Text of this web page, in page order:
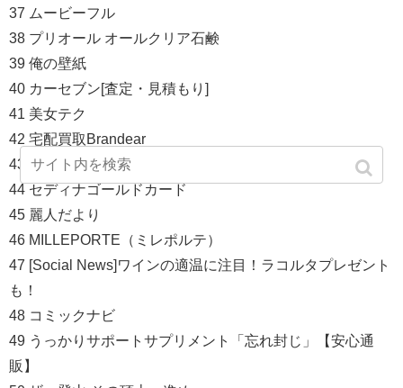
37 ムービーフル
38 プリオール オールクリア石鹸
39 俺の壁紙
40 カーセブン[査定・見積もり]
41 美女テク
42 宅配買取Brandear
43 保険の森
44 セディナゴールドカード
45 麗人だより
46 MILLEPORTE（ミレポルテ）
47 [Social News]ワインの適温に注目！ラコルタプレゼント
も！
48 コミックナビ
49 うっかりサポートサプリメント「忘れ封じ」【安心通
販】